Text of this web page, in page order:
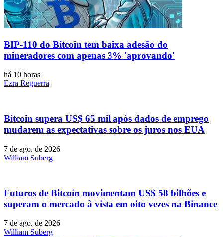
BIP-110 do Bitcoin tem baixa adesão do
mineradores com apenas 3% 'aprovando'
há 10 horas
Ezra Reguerra
Bitcoin supera US$ 65 mil após dados de emprego
mudarem as expectativas sobre os juros nos EUA
7 de ago. de 2026
William Suberg
Futuros de Bitcoin movimentam US$ 58 bilhões e
superam o mercado à vista em oito vezes na Binance
7 de ago. de 2026
William Suberg